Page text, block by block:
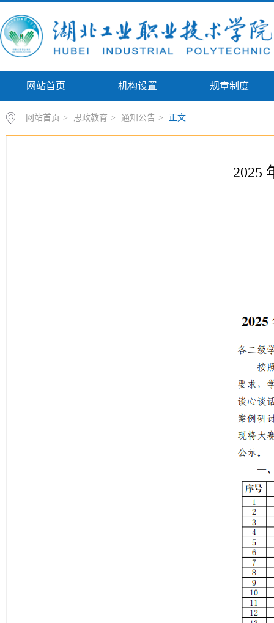
网站首页 机构设置 规章制度
网站首页 > 思政教育 > 通知公告 > 正文
2025